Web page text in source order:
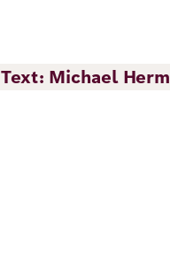
Text: Michael Herm